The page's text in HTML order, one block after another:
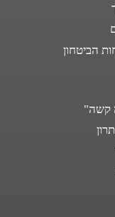
הביטחון
קשה"